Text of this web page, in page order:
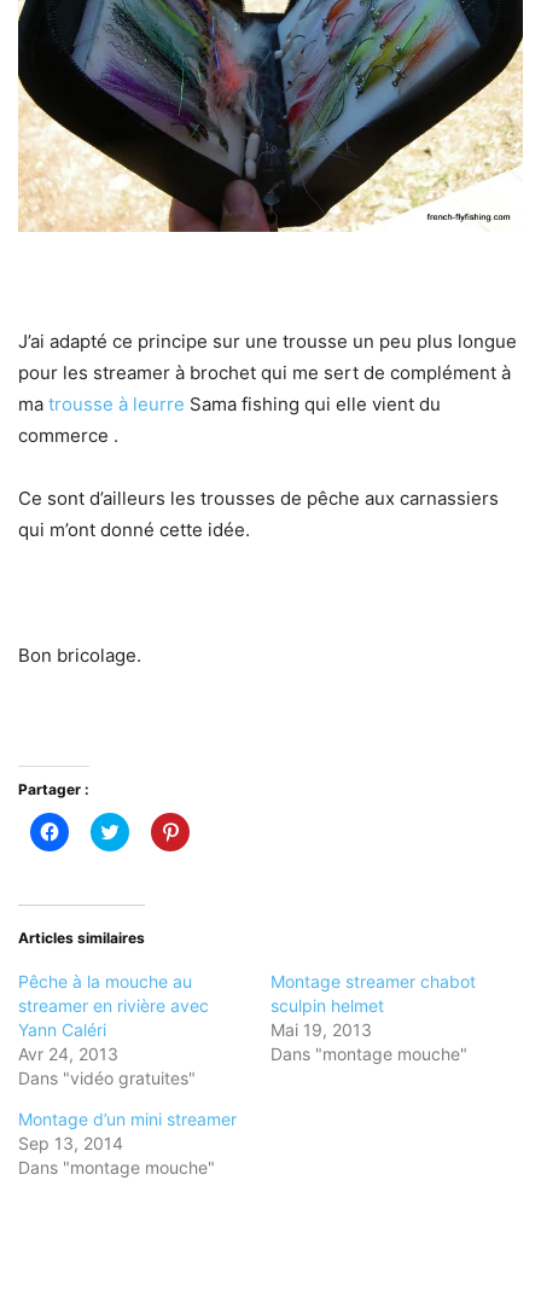
J’ai adapté ce principe sur une trousse un peu plus longue
pour les streamer à brochet qui me sert de complément à
ma trousse à leurre Sama fishing qui elle vient du
commerce .
Ce sont d’ailleurs les trousses de pêche aux carnassiers
qui m’ont donné cette idée.
Bon bricolage.
Partager :
Cliquez
pour
dans
nouvelle
Cliquez
pour
dans
nouvelle
Cliquez
pour
Articles similaires
Pêche à la mouche au
streamer en rivière avec
Yann Caléri
Avr 24, 2013
Dans "vidéo gratuites"
Montage streamer chabot
sculpin helmet
Mai 19, 2013
Dans "montage mouche"
Montage d’un mini streamer
Sep 13, 2014
Dans "montage mouche"